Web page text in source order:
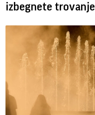
izbegnete trovanje